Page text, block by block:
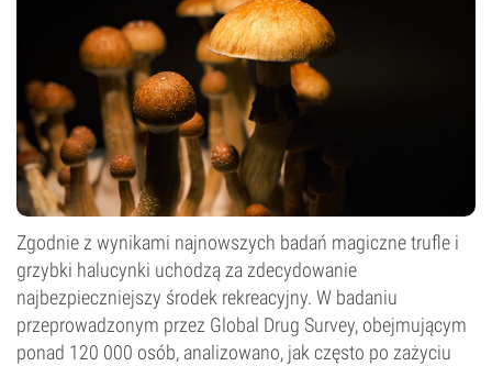
Zgodnie z wynikami najnowszych badań magiczne trufle i
grzybki halucynki uchodzą za zdecydowanie
najbezpieczniejszy środek rekreacyjny. W badaniu
przeprowadzonym przez Global Drug Survey, obejmującym
ponad 120 000 osób, analizowano, jak często po zażyciu